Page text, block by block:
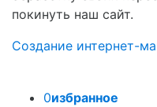
покинуть наш сайт.
Создание интернет-
0избранное